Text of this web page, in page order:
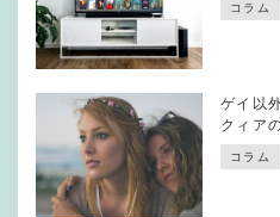
コラム
ゲイ以
クィア
コラム